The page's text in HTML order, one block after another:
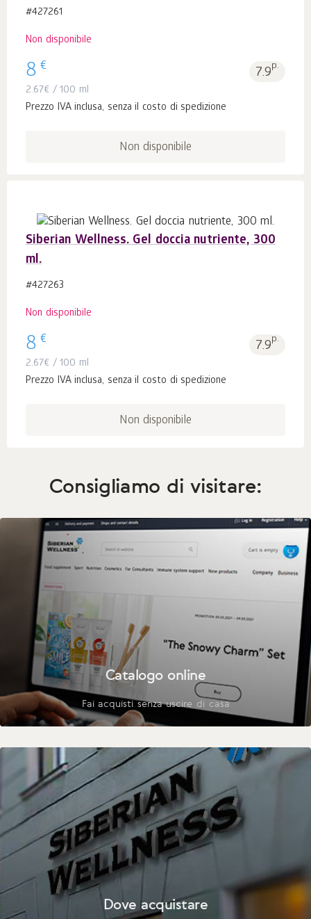
#427261
Non disponibile
8 € 7.9p.
2.67€ / 100 ml
Prezzo IVA inclusa, senza il costo di spedizione
Non disponibile
Siberian Wellness. Gel doccia nutriente, 300
ml.
#427263
Non disponibile
8 € 7.9p.
2.67€ / 100 ml
Prezzo IVA inclusa, senza il costo di spedizione
Non disponibile
Consigliamo di visitare:
Catalogo online
Fai acquisti senza uscire di casa
Dove acquistare